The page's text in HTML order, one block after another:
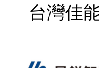
台灣佳